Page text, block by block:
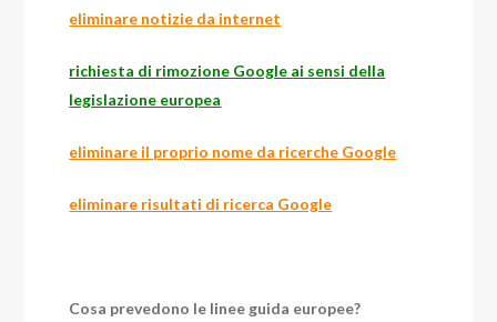
eliminare notizie da internet
richiesta di rimozione Google ai sensi della
legislazione europea
eliminare il proprio nome da ricerche Google
eliminare risultati di ricerca Google
Cosa prevedono le linee guida europee?